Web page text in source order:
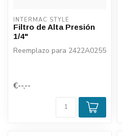
INTERMAC STYLE
Filtro de Alta Presión
1/4"
Reemplazo para 2422A0255
€--,--